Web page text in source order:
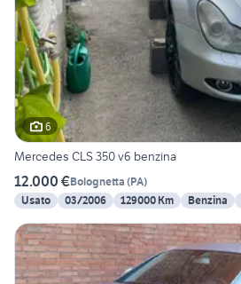
6
Mercedes CLS 350 v6 benzina
12.000 €Bolognetta (PA)
Usato
03/2006 129000 Km Benzina